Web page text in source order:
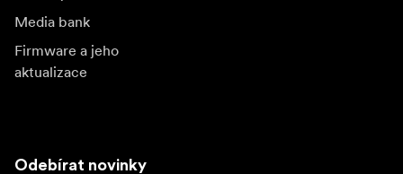
Media bank
Firmware a jeho
aktualizace
Odebírat novinky